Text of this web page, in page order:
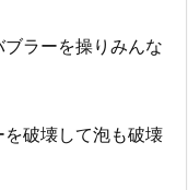
ラーを操りみんな
破壊して泡も破壊